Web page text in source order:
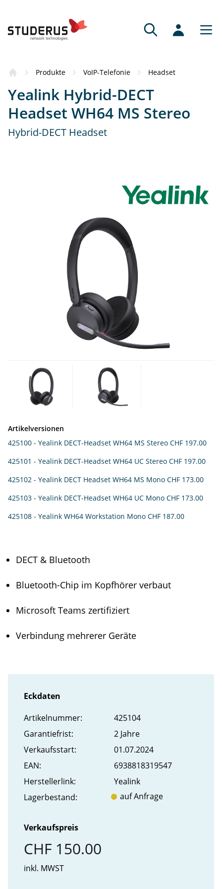
Produkte VoIP-Telefonie Headset
Yealink Hybrid-DECT
Headset WH64 MS Stereo
Hybrid-DECT Headset
Artikelversionen
425100 - Yealink DECT-Headset WH64 MS Stereo CHF 197.00
425101 - Yealink DECT-Headset WH64 UC Stereo CHF 197.00
425102 - Yealink DECT Headset WH64 MS Mono CHF 173.00
425103 - Yealink DECT-Headset WH64 UC Mono CHF 173.00
425108 - Yealink WH64 Workstation Mono CHF 187.00
DECT & Bluetooth
Bluetooth-Chip im Kopfhörer verbaut
Microsoft Teams zertifiziert
Verbindung mehrerer Geräte
Eckdaten
Artikel­nummer:
425104
Garantiefrist:
2 Jahre
Verkaufs­start:
01.07.2024
EAN:
6938818319547
Hersteller­link:
Yealink
Lager­bestand:
auf Anfrage
Verkaufspreis
CHF 150.00
inkl. MWST